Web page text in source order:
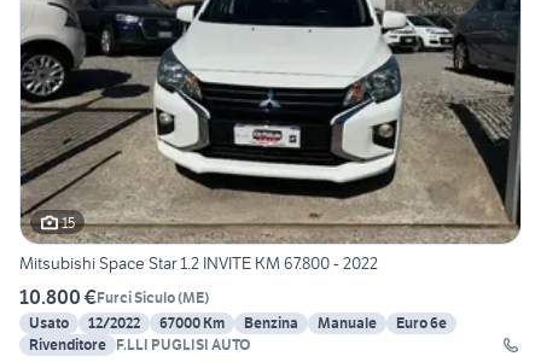
15
Mitsubishi Space Star 1.2 INVITE KM 67.800 - 2022
10.800 €Furci Siculo(ME)
Usato
12/2022 67000 Km Benzina Manuale
Euro 6e
Rivenditore F.LLI PUGLISI AUTO